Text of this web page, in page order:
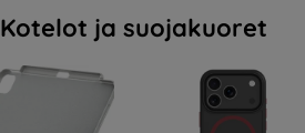
Kotelot ja suojakuoret